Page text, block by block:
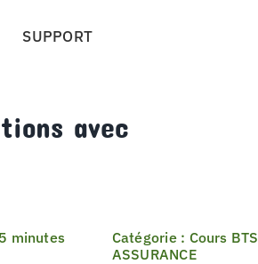
SUPPORT
avec
minutes
Catégorie : Cours BTS
ASSURANCE